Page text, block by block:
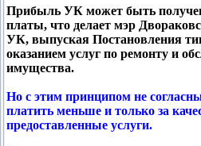
Прибыль УК может быть
платы, что делает мэр
УК, выпуская Постановления
оказанием услуг по ремонту и
имущества.
Но с этим принципом не
платить меньше и только за
предоставленные услуги.